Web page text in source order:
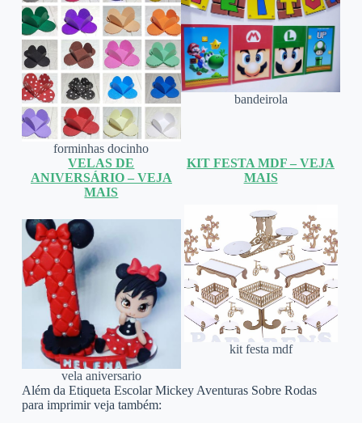
forminhas docinho
bandeirola
VELAS DE
ANIVERSÁRIO – VEJA
MAIS
vela aniversario
KIT FESTA MDF – VEJA
MAIS
kit festa mdf
Além da Etiqueta Escolar Mickey Aventuras Sobre Rodas
para imprimir veja também: